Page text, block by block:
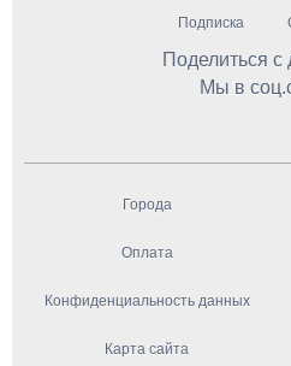
Подписка
Поделиться с
Мы в
Города
Оплата
Конфиденциальность данных
Карта сайта